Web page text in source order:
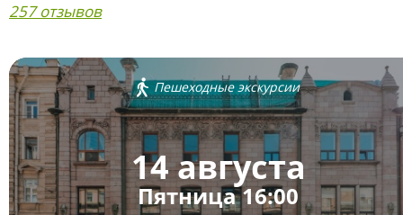
257 отзывов
Пешеходные экскурсии
14 августа
Пятница 16:00